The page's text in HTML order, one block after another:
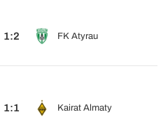
1:2 FK Atyrau
1:1 Kairat Almaty